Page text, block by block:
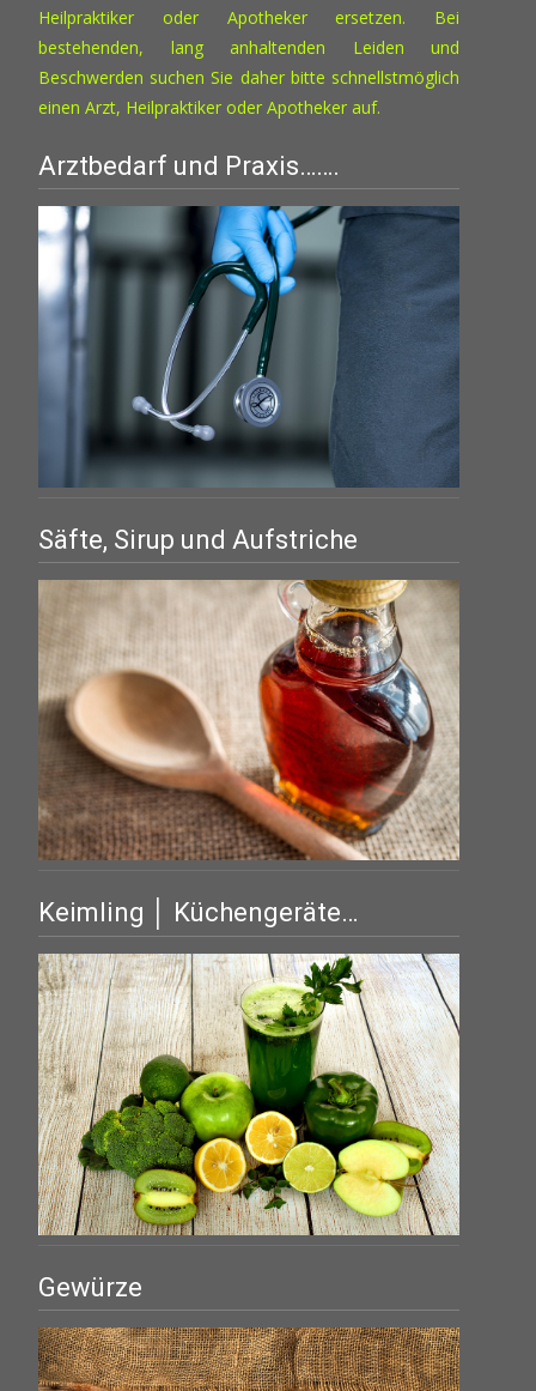
Heilpraktiker oder Apotheker ersetzen. Bei
bestehenden, lang anhaltenden Leiden und
Beschwerden suchen Sie daher bitte schnellstmöglich
einen Arzt, Heilpraktiker oder Apotheker auf.
Arztbedarf und Praxis…….
Säfte, Sirup und Aufstriche
Keimling │ Küchengeräte…
Gewürze